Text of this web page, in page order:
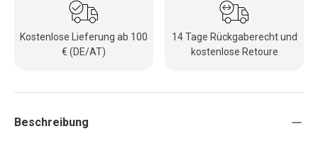
Kostenlose Lieferung ab 100
€ (DE/AT)
14 Tage Rückgaberecht und
kostenlose Retoure
Beschreibung